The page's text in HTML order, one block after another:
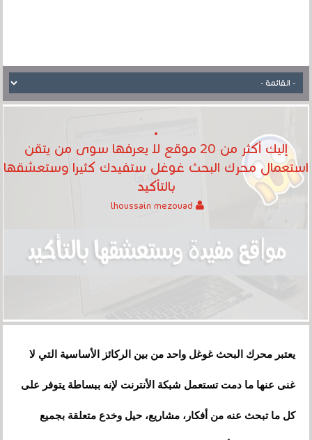
إليك أكثر من 20 موقع لا يعرفها سوى من يتقن
استعمال محرك البحث غوغل ستفيدك كثيرا وستعشقها
بالتأكيد
يعتبر محرك البحث غوغل واحد من بين الركائز الأساسية التي لا
غنى عنها ما دمت تستعمل شبكة الأنترنت لإنه ببساطة يتوفر على
كل ما تبحث عنه من أفكار، مشاريع، حيل وخدع متعلقة بجميع